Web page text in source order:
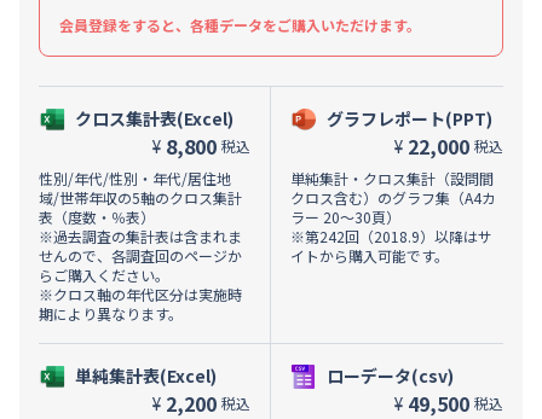
会員登録をすると、各種データをご購入いただけます。
クロス集計表(Excel)
¥ 8,800 税込
性別/年代/性別・年代/居住地
域/世帯年収の5軸のクロス集計
表（度数・％表）
※過去調査の集計表は含まれま
せんので、各調査回のページか
らご購入ください。
※クロス軸の年代区分は実施時
期により異なります。
単純集計表(Excel)
¥ 2,200 税込
グラフレポート(PPT)
¥ 22,000 税込
単純集計・クロス集計（設問間
クロス含む）のグラフ集（A4カ
ラー 20～30頁）
※第242回（2018.9）以降はサ
イトから購入可能です。
ローデータ(csv)
¥ 49,500 税込